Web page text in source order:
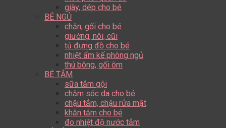
giày, dép cho bé
BÉ NGỦ
chăn, gối cho bé
giường, nôi, cũi
tủ đựng đồ cho bé
nhiệt ẩm kế phòng ngủ
thú bông, gối ôm
BÉ TẮM
sữa tắm gội
chăm sóc da cho bé
chậu tắm, chậu rửa mặt
khăn tắm cho bé
đo nhiệt độ nước tắm